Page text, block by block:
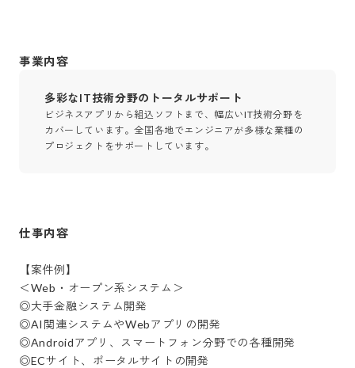
事業内容
多彩なIT技術分野のトータルサポート
ビジネスアプリから組込ソフトまで、幅広いIT技術分野を
カバーしています。全国各地でエンジニアが多様な業種の
プロジェクトをサポートしています。
仕事内容
【案件例】
＜Web・オープン系システム＞
◎大手金融システム開発
◎AI関連システムやWebアプリの開発
◎Androidアプリ、スマートフォン分野での各種開発
◎ECサイト、ポータルサイトの開発